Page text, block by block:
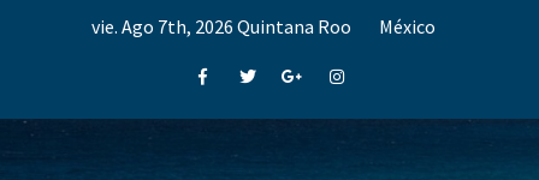
vie. Ago 7th, 2026 Quintana Roo México
FacebookTwitterGoogle+Instagram